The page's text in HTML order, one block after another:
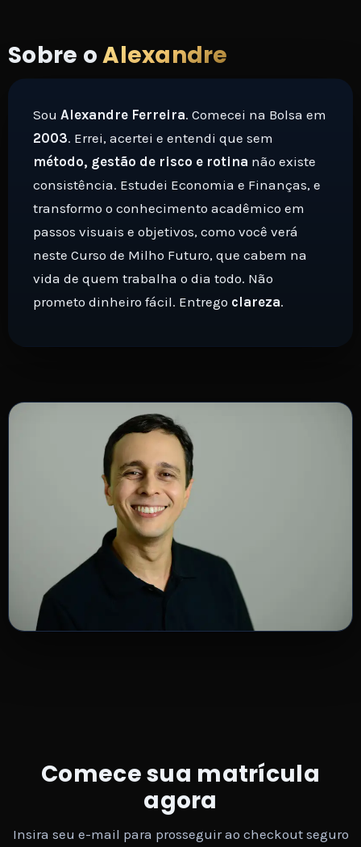
Sobre oAlexandre
Sou Alexandre Ferreira. Comecei na Bolsa em
2003. Errei, acertei e entendi que sem
método, gestão de risco e rotina não existe
consistência. Estudei Economia e Finanças, e
transformo o conhecimento acadêmico em
passos visuais e objetivos, como você verá
neste Curso de Milho Futuro, que cabem na
vida de quem trabalha o dia todo. Não
prometo dinheiro fácil. Entrego clareza.
Comece sua matrícula
agora
Insira seu e-mail para prosseguir ao checkout seguro